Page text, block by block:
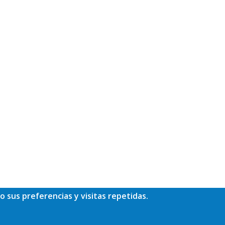
sus preferencias y visitas repetidas.